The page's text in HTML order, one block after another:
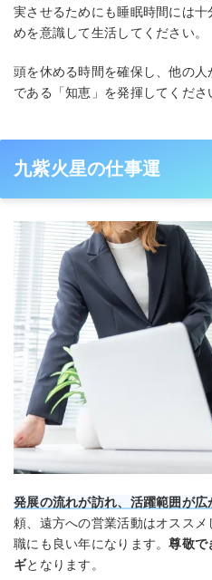
実させるためにも睡眠時間には
めを意識して生活してください。
頭を休める時間を確保し、他の
である「知恵」を発揮してくださ
九紫火星の仕事運
発展の流れが訪れ、活躍範囲が広
頼、遠方への営業活動はオスス
職にも良い年になります。尊敬で
ギとなります。